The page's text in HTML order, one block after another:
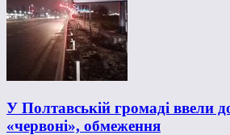
У Полтавській громаді ввели
«червоні», обмеження